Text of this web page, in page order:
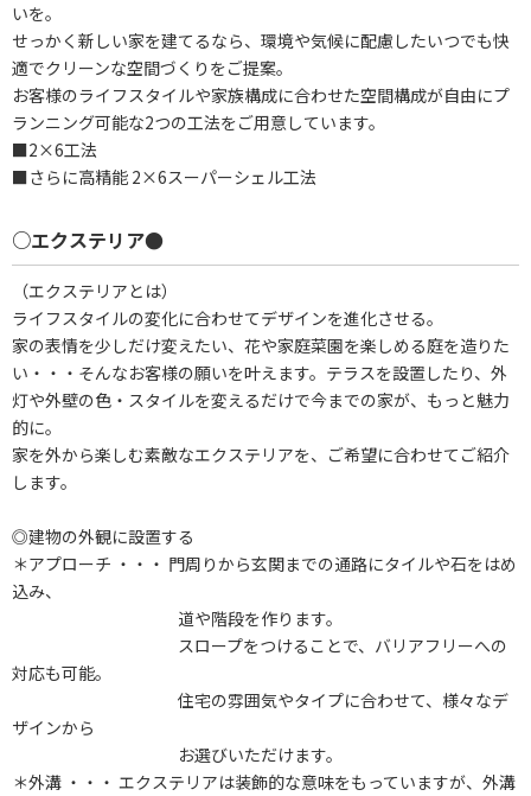
いを。
せっかく新しい家を建てるなら、環境や気候に配慮したいつでも快
適でクリーンな空間づくりをご提案。
お客様のライフスタイルや家族構成に合わせた空間構成が自由にプ
ランニング可能な2つの工法をご用意しています。
■2×6工法
■さらに高精能 2×6スーパーシェル工法
○エクステリア●
（エクステリアとは）
ライフスタイルの変化に合わせてデザインを進化させる。
家の表情を少しだけ変えたい、花や家庭菜園を楽しめる庭を造りた
い・・・そんなお客様の願いを叶えます。テラスを設置したり、外
灯や外壁の色・スタイルを変えるだけで今までの家が、もっと魅力
的に。
家を外から楽しむ素敵なエクステリアを、ご希望に合わせてご紹介
します。
◎建物の外観に設置する
＊アプローチ ・・・ 門周りから玄関までの通路にタイルや石をはめ
込み、
道や階段を作ります。
スロープをつけることで、バリアフリーへの
対応も可能。
住宅の雰囲気やタイプに合わせて、様々なデ
ザインから
お選びいただけます。
＊外溝 ・・・ エクステリアは装飾的な意味をもっていますが、外溝